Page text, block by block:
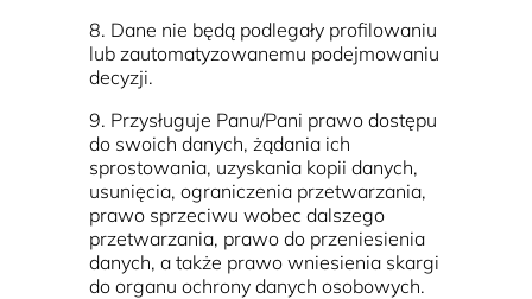
8. Dane nie będą podlegały profilowaniu
lub zautomatyzowanemu podejmowaniu
decyzji.
9. Przysługuje Panu/Pani prawo dostępu
do swoich danych, żądania ich
sprostowania, uzyskania kopii danych,
usunięcia, ograniczenia przetwarzania,
prawo sprzeciwu wobec dalszego
przetwarzania, prawo do przeniesienia
danych, a także prawo wniesienia skargi
do organu ochrony danych osobowych.